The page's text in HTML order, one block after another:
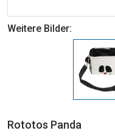
Weitere Bilder:
Rototos Panda